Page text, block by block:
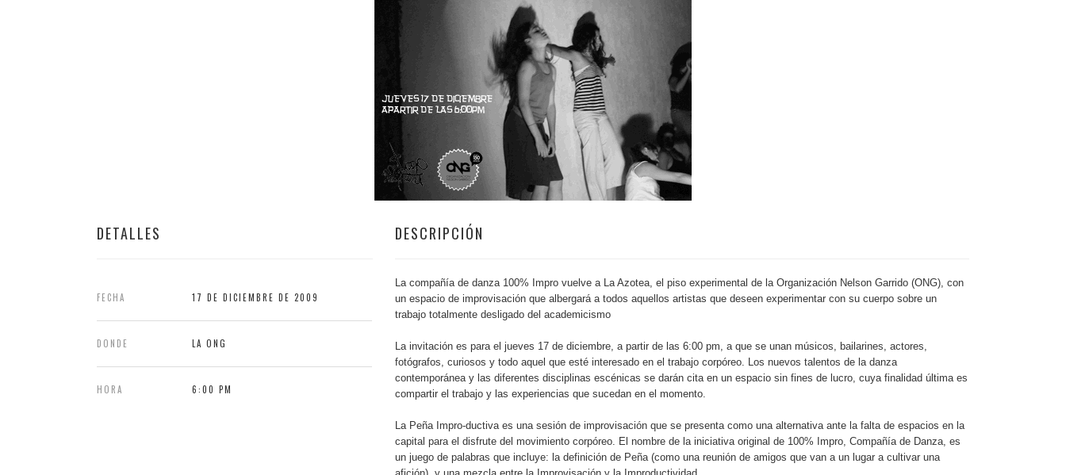
DETALLES
FECHA 17 DE DICIEMBRE DE 2009
DONDE LA ONG
HORA 6:00 PM
DESCRIPCIÓN
La compañía de danza 100% Impro vuelve a La Azotea, el piso experimental de la Organización Nelson Garrido (ONG), con
un espacio de improvisación que albergará a todos aquellos artistas que deseen experimentar con su cuerpo sobre un
trabajo totalmente desligado del academicismo
La invitación es para el jueves 17 de diciembre, a partir de las 6:00 pm, a que se unan músicos, bailarines, actores,
fotógrafos, curiosos y todo aquel que esté interesado en el trabajo corpóreo. Los nuevos talentos de la danza
contemporánea y las diferentes disciplinas escénicas se darán cita en un espacio sin fines de lucro, cuya finalidad última es
compartir el trabajo y las experiencias que sucedan en el momento.
La Peña Impro-ductiva es una sesión de improvisación que se presenta como una alternativa ante la falta de espacios en la
capital para el disfrute del movimiento corpóreo. El nombre de la iniciativa original de 100% Impro, Compañía de Danza, es
un juego de palabras que incluye: la definición de Peña (como una reunión de amigos que van a un lugar a cultivar una